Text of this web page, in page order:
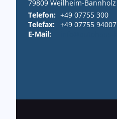
79809 Weilheim-Bannholz
Telefon: +49 07755 300
Telefax: +49 07755 94007
E-Mail: